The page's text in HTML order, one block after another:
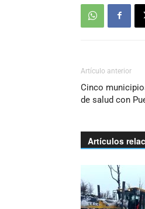
Artículo anterior
Cinco
de salud con
Artículos